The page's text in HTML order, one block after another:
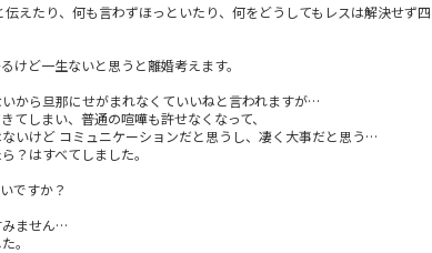
伝えたり、何も言わずほっといたり、何をどうしてもレスは解決せず
けど一生ないと思うと離婚考えます。
から旦那にせがまれなくていいねと言われますが…
てしまい、普通の喧嘩も許せなくなって、
いけど コミュニケーションだと思うし、凄く大事だと思う…
？はすべてしました。
ですか？
みません…
。